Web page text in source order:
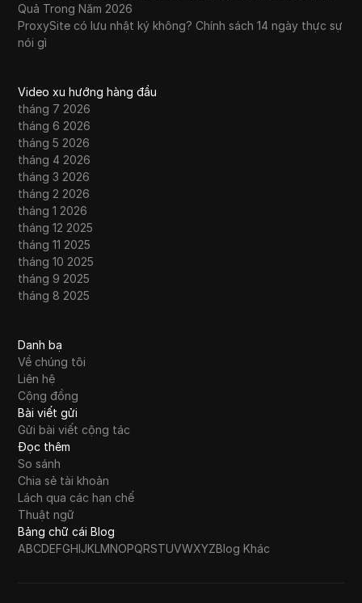
Quả Trong Năm 2026
ProxySite có lưu nhật ký không? Chính sách 14 ngày thực sự
nói gì
Video xu hướng hàng đầu
tháng 7 2026
tháng 6 2026
tháng 5 2026
tháng 4 2026
tháng 3 2026
tháng 2 2026
tháng 1 2026
tháng 12 2025
tháng 11 2025
tháng 10 2025
tháng 9 2025
tháng 8 2025
Danh bạ
Về chúng tôi
Liên hệ
Cộng đồng
Bài viết gửi
Gửi bài viết cộng tác
Đọc thêm
So sánh
Chia sẻ tài khoản
Lách qua các hạn chế
Thuật ngữ
Bảng chữ cái Blog
ABCDEFGHIJKLMNOPQRSTUVWXYZBlog Khác